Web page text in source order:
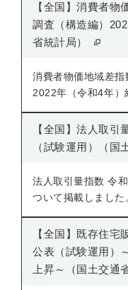
【全国】消費者
調査（構造編）
省統計局）
消費者物価地域差
2022年（令和4年）
【全国】法人取引
（試験運用）（国
法人取引量指数 令
ついて掲載しました
【全国】既存住
公表（試験運用）
上昇～（国土交通